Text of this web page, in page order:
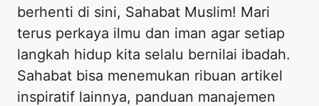
berhenti di sini, Sahabat Muslim! Mari
terus perkaya ilmu dan iman agar setiap
langkah hidup kita selalu bernilai ibadah.
Sahabat bisa menemukan ribuan artikel
inspiratif lainnya, panduan manajemen